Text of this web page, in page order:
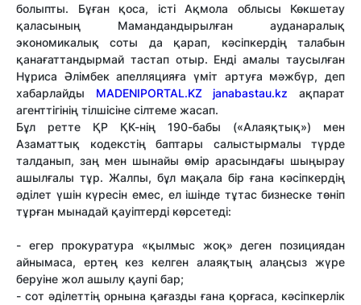
болыпты. Бұған қоса, істі Ақмола облысы Көкшетау
қаласының Мамандандырылған ауданаралық
экономикалық соты да қарап, кәсіпкердің талабын
қанағаттандырмай тастап отыр. Енді амалы таусылған
Нұриса Әлімбек апелляцияға үміт артуға мәжбүр, деп
хабарлайды MADENIPORTAL.KZ janabastau.kz ақпарат
агенттігінің тілшісіне сілтеме жасап.
Бұл ретте ҚР ҚК-нің 190-бабы («Алаяқтық») мен
Азаматтық кодекстің баптары салыстырмалы түрде
талданып, заң мен шынайы өмір арасындағы шыңырау
ашылғалы тұр. Жалпы, бұл мақала бір ғана кәсіпкердің
әділет үшін күресін емес, ел ішінде тұтас бизнеске төніп
тұрған мынадай қауіптерді көрсетеді:
- егер прокуратура «қылмыс жоқ» деген позициядан
айнымаса, ертең кез келген алаяқтың алаңсыз жүре
беруіне жол ашылу қаупі бар;
- сот әділеттің орнына қағазды ғана қорғаса, кәсіпкерлік